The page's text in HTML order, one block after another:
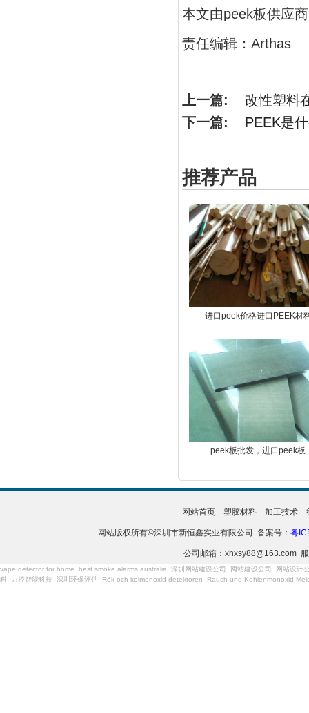
本文由peek板供应
责任编辑：Arthas
上一篇: 改性塑料
下一篇: PEEK是
推荐产品
进口peek价格进口PEEK材
peek板批发，进口peek板
网站首页 塑胶材料 加工技术
网站版权所有©深圳市新恒鑫实业有限公司 备案号： 粤
公司邮箱：xhxsy88@163.com
vape detector for home best smoke alarms australia 深圳网站建设公司 网站建设公司
网站设计
科
力控智能科技 深圳环保评估 Rök och kolmonoxid detektoren Rauch und Kohlenmonoxid